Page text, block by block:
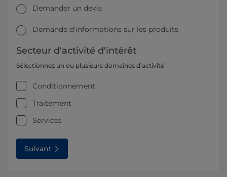
Demander un devis
Demande d'informations sur les produits
Secteur d'activité d'intérêt
Sélectionnez un ou plusieurs domaines d’activité
Conditionnement
Traitement
Services
Suivant